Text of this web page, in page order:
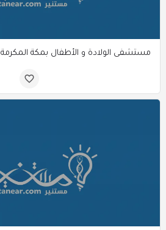
مستشفى الولادة و الأطفال بمكة المكرمة